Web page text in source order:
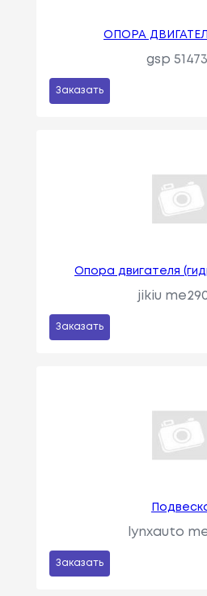
ОПОРА
gsp
Заказать
Опора двигателя
jikiu
Заказать
lynxauto
Заказать